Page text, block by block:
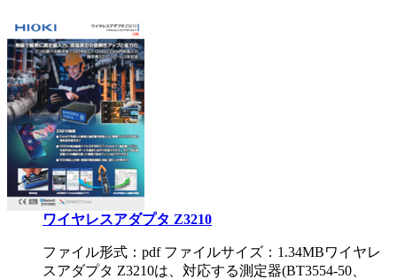
ワイヤレスアダプタ Z3210
ファイル形式：pdf ファイルサイズ：1.34MBワイヤレ
スアダプタ Z3210は、対応する測定器(BT3554-50、